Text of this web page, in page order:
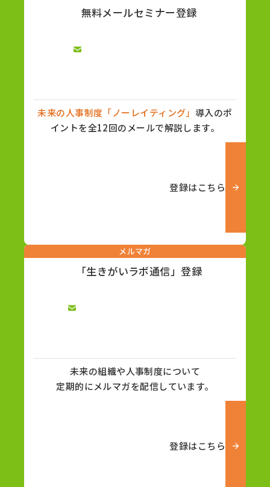
無料メールセミナー登録
未来の人事制度「ノーレイティング」 導入のポ
イントを全12回のメールで解説します。
登録はこちら
メルマガ
「生きがいラボ通信」登録
未来の組織や人事制度について
定期的にメルマガを配信しています。
登録はこちら